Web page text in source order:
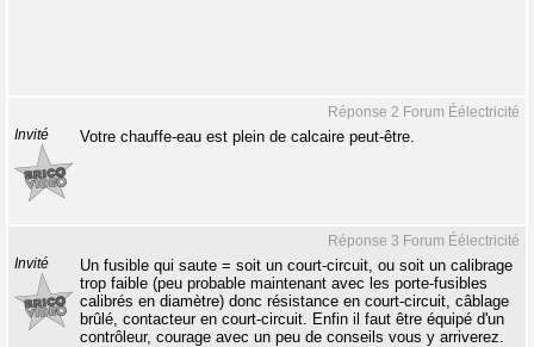
Réponse 2 Forum Éélectricité
Invité Votre chauffe-eau est plein de calcaire peut-être.
Réponse 3 Forum Éélectricité
Invité
Un fusible qui saute = soit un court-circuit, ou soit un calibrage
trop faible (peu probable maintenant avec les porte-fusibles
calibrés en diamètre) donc résistance en court-circuit, câblage
brûlé, contacteur en court-circuit. Enfin il faut être équipé d'un
contrôleur, courage avec un peu de conseils vous y arriverez.